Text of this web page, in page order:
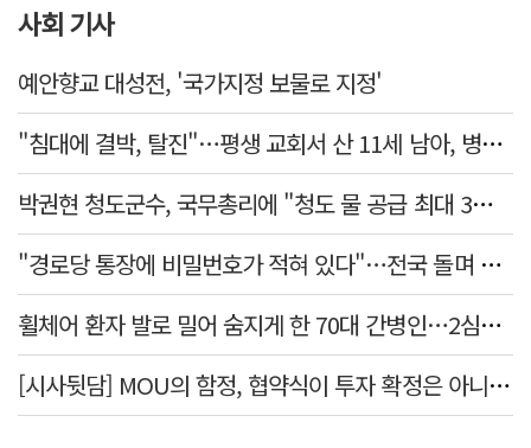
사회 기사
예안향교 대성전, '국가지정 보물로 지정'
"침대에 결박, 탈진"…평생 교회서 산 11세 남아, 병원 이송 끝 숨져
박권현 청도군수, 국무총리에 "청도 물 공급 최대 3만t 늘려달라"
"경로당 통장에 비밀번호가 적혀 있다"…전국 돌며 경로당 13곳 턴 30대 구속
휠체어 환자 발로 밀어 숨지게 한 70대 간병인…2심도 집행유예
[시사뒷담] MOU의 함정, 협약식이 투자 확정은 아니긴 해